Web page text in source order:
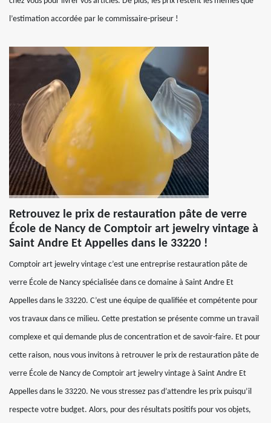
l’estimation accordée par le commissaire-priseur !
Retrouvez le prix de restauration pâte de verre
École de Nancy de Comptoir art jewelry vintage à
Saint Andre Et Appelles dans le 33220 !
Comptoir art jewelry vintage c’est une entreprise restauration pâte de
verre École de Nancy spécialisée dans ce domaine à Saint Andre Et
Appelles dans le 33220. C’est une équipe de qualifiée et compétente pour
vos travaux dans ce milieu. Cette prestation se présente comme un travail
complexe et qui demande plus de concentration et de savoir-faire. Et pour
cette raison, nous vous invitons à retrouver le prix de restauration pâte de
verre École de Nancy de Comptoir art jewelry vintage à Saint Andre Et
Appelles dans le 33220. Ne vous stressez pas d’attendre les prix puisqu’il
respecte votre budget. Alors, pour des résultats positifs pour vos objets,